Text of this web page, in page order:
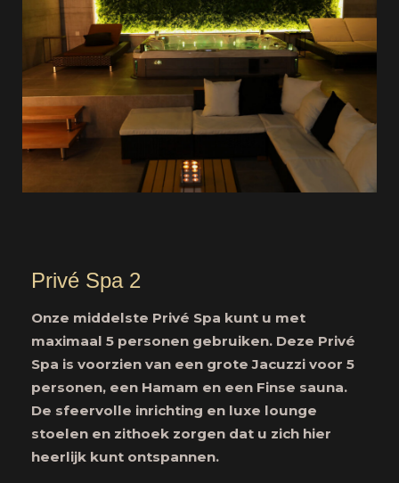
Privé Spa 2
Onze middelste Privé Spa kunt u met
maximaal 5 personen gebruiken. Deze Privé
Spa is voorzien van een grote Jacuzzi voor 5
personen, een Hamam en een Finse sauna.
De sfeervolle inrichting en luxe lounge
stoelen en zithoek zorgen dat u zich hier
heerlijk kunt ontspannen.